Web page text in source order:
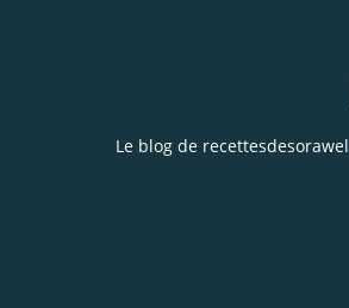
Le blog de recettesdesorawel